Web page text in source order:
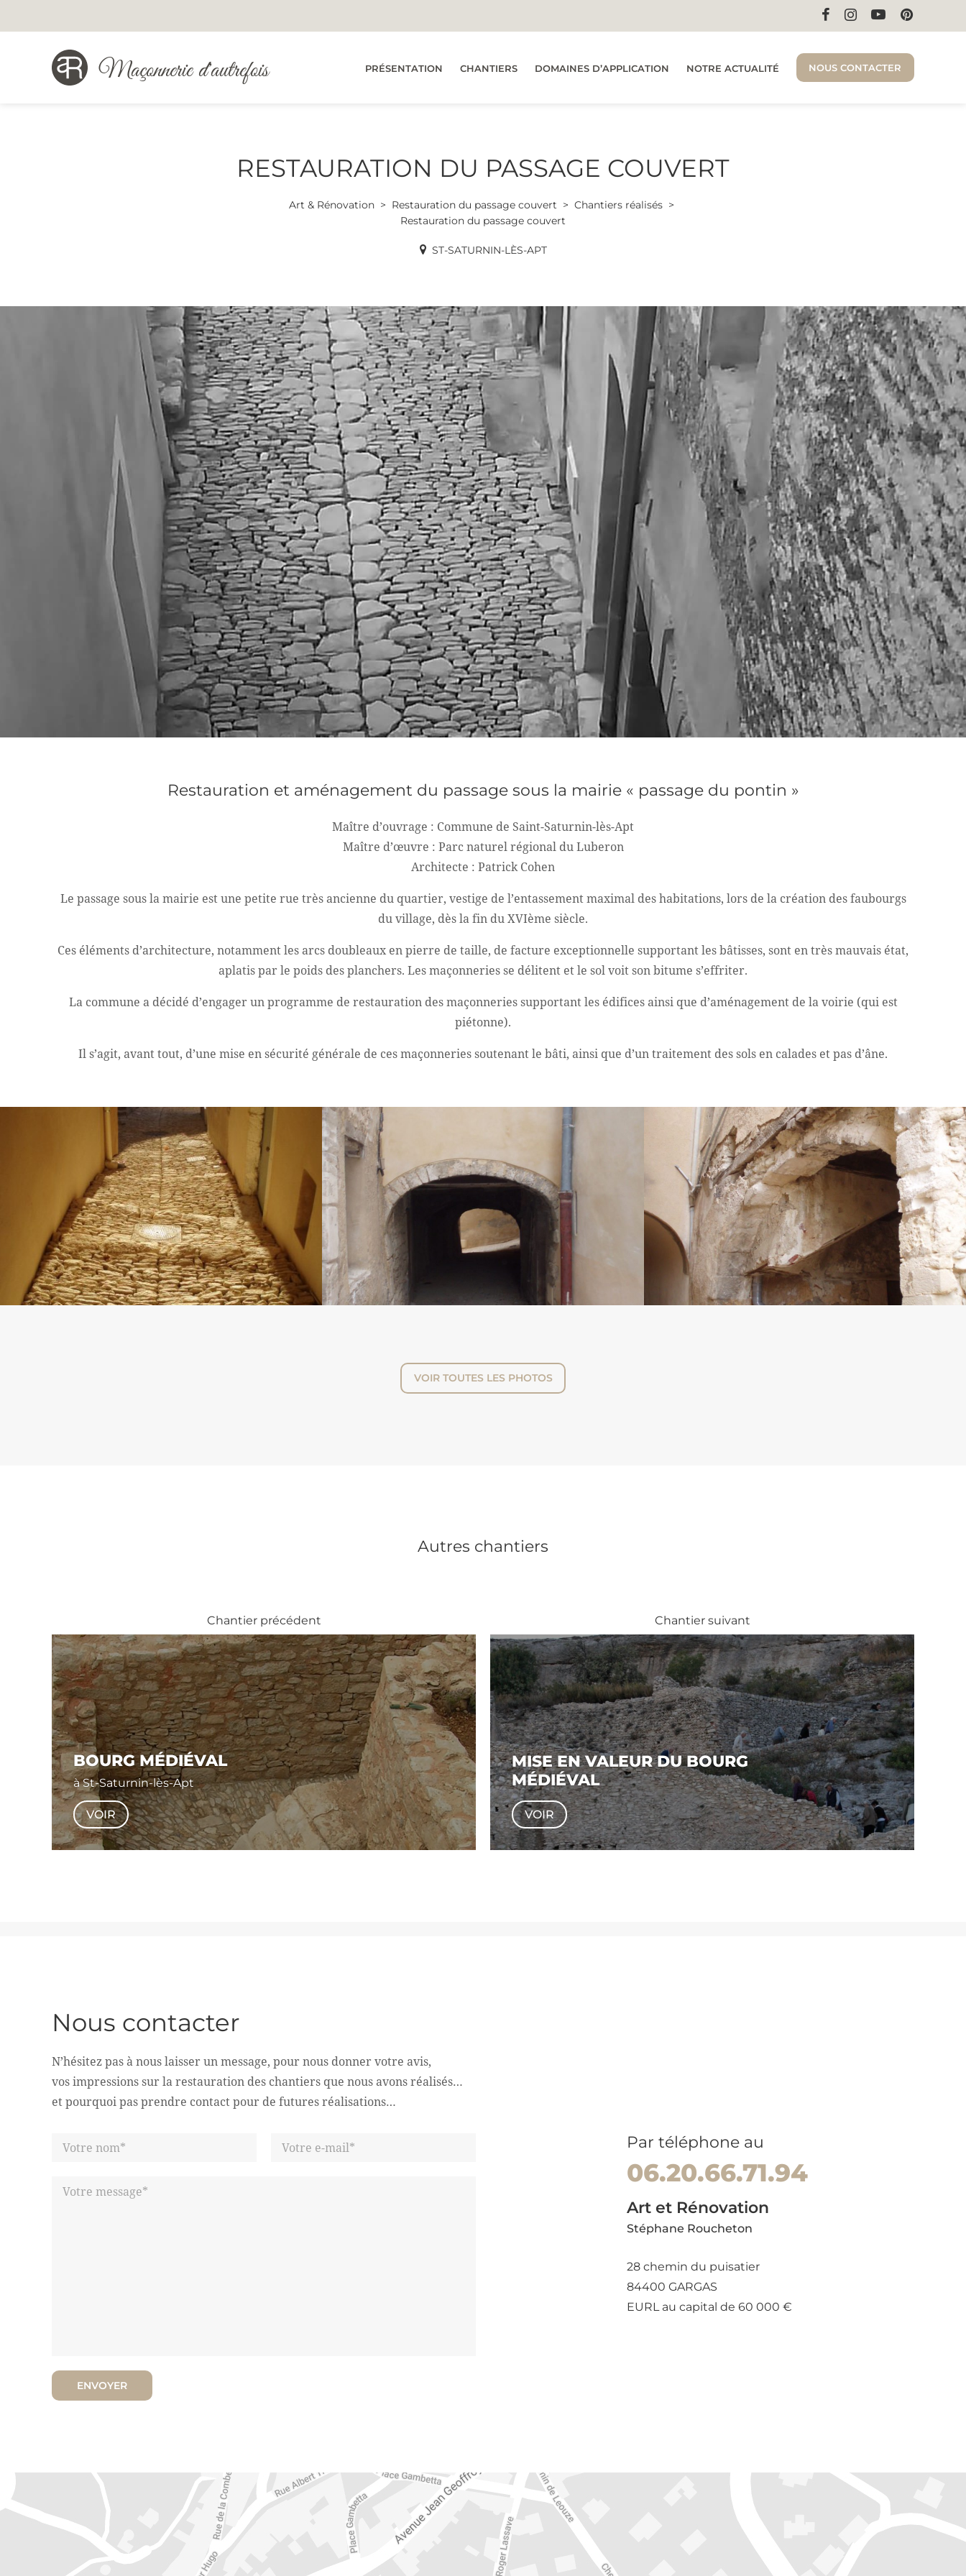
Maçonnerie d'autrefois PRÉSENTATION CHANTIERS DOMAINES D’APPLICATION NOTRE ACTUALITÉ NOUS CONTACTER
RESTAURATION DU PASSAGE COUVERT
Art & Rénovation Restauration du passage couvert
Chantiers réalisés
Restauration du passage couvert
ST-SATURNIN-LÈS-APT
Restauration et aménagement du passage sous la mairie « passage du pontin »
Maître d’ouvrage : Commune de Saint-Saturnin-lès-Apt
Maître d’œuvre : Parc naturel régional du Luberon
Architecte : Patrick Cohen
Le passage sous la mairie est une petite rue très ancienne du quartier, vestige de l’entassement maximal des habitations, lors de la création des faubourgs
du village, dès la fin du XVIème siècle.
Ces éléments d’architecture, notamment les arcs doubleaux en pierre de taille, de facture exceptionnelle supportant les bâtisses, sont en très mauvais état,
aplatis par le poids des planchers. Les maçonneries se délitent et le sol voit son bitume s’effriter.
La commune a décidé d’engager un programme de restauration des maçonneries supportant les édifices ainsi que d’aménagement de la voirie (qui est
piétonne).
Il s’agit, avant tout, d’une mise en sécurité générale de ces maçonneries soutenant le bâti, ainsi que d’un traitement des sols en calades et pas d’âne.
VOIR TOUTES LES PHOTOS
Autres chantiers
Chantier précédent
BOURG MÉDIÉVAL
à St-Saturnin-lès-Apt
VOIR
Chantier suivant
MISE EN VALEUR DU BOURG
MÉDIÉVAL
VOIR
Nous contacter
N’hésitez pas à nous laisser un message, pour nous donner votre avis,
vos impressions sur la restauration des chantiers que nous avons réalisés…
et pourquoi pas prendre contact pour de futures réalisations…
Par téléphone au
06.20.66.71.94
Art et Rénovation
Stéphane Roucheton
28 chemin du puisatier
84400 GARGAS
EURL au capital de 60 000 €